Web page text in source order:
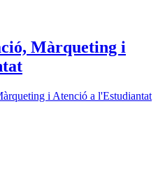
Màrqueting i
i Atenció a l'Estudiantat